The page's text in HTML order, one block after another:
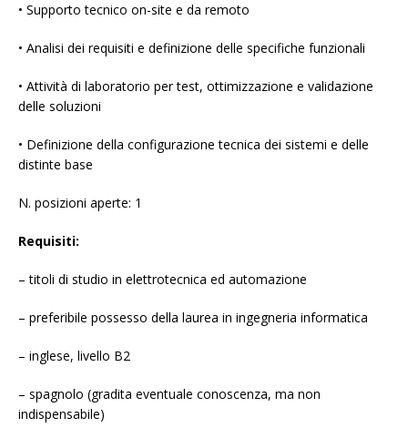
• Supporto tecnico on-site e da remoto
• Analisi dei requisiti e definizione delle specifiche funzionali
• Attività di laboratorio per test, ottimizzazione e validazione
delle soluzioni
• Definizione della configurazione tecnica dei sistemi e delle
distinte base
N. posizioni aperte: 1
Requisiti:
– titoli di studio in elettrotecnica ed automazione
– preferibile possesso della laurea in ingegneria informatica
– inglese, livello B2
– spagnolo (gradita eventuale conoscenza, ma non
indispensabile)